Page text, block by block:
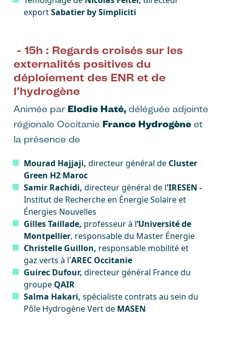
exportSabatier by Simpliciti
- 15h : Regards croisés sur les
externalités positives du
déploiement des ENR et de
l’hydrogène
Animée par Elodie Haté, déléguée adjointe
régionale Occitanie France Hydrogène et
la présence de
Mourad Hajjaji, directeur général de Cluster
Green H2 Maroc
Samir Rachidi, directeur général de l'IRESEN -
Institut de Recherche en Énergie Solaire et
Énergies Nouvelles
Gilles Taillade, professeur à l’Université de
Montpellier, responsable du Master Énergie
Christelle Guillon, responsable mobilité et
gaz verts à l'AREC Occitanie
Guirec Dufour, directeur général France du
groupe QAIR
Salma Hakari, spécialiste contrats au sein du
Pôle Hydrogène Vert de MASEN